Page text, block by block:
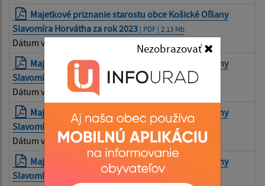
Nezobrazovať
Majetkové priznanie starostu obce Košické Oľšany
Slavomíra Horvátha za rok 2023 | PDF | 2.13 Mb
Dátum vyvesenia:
Majetkové priznanie starostu obce Košické Oľšany
Slavomíra Horvátha za rok 2021| PDF | 4.82 Mb
Dátum vyvesenia:28.05.2026
Majetkové priznanie starostu obce Košické Oľšany
Slavomíra Horvátha za rok 2020 | PDF | 3.23 Mb
Dátum vyvesenia:28.05.2026
Majetkové priznanie starostu obce Košické Oľšany
Slavomíra Horvátha za rok 2019 | PDF | 4.69 Mb